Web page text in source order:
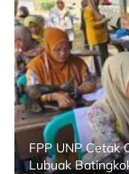
FPP UNP Cetak
Lubuak